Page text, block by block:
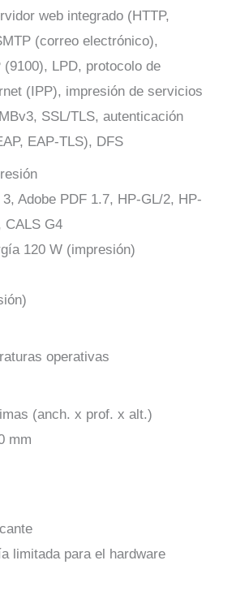
web integrado (HTTP,
(correo electrónico),
LPD, protocolo de
(IPP), impresión de servicios
SSL/TLS, autenticación
EAP-TLS), DFS
Adobe PDF 1.7, HP-GL/2, HP-
CALS G4
120 W (impresión)
operativas
(anch. x prof. x alt.)
mm
limitada para el hardware